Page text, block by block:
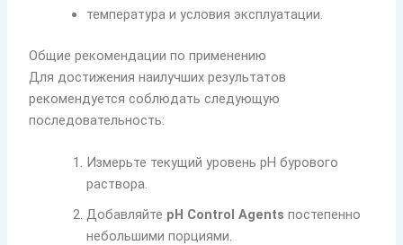
температура и условия эксплуатации.
Общие рекомендации по применению
Для достижения наилучших результатов
рекомендуется соблюдать следующую
последовательность:
Измерьте текущий уровень pH бурового
раствора.
Добавляйте pH Control Agents постепенно
небольшими порциями.